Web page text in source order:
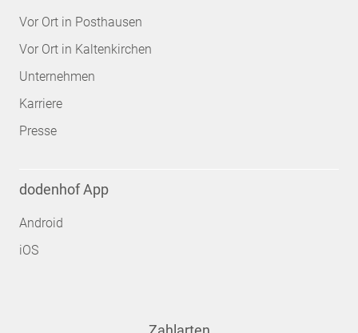
Vor Ort in Posthausen
Vor Ort in Kaltenkirchen
Unternehmen
Karriere
Presse
dodenhof App
Android
iOS